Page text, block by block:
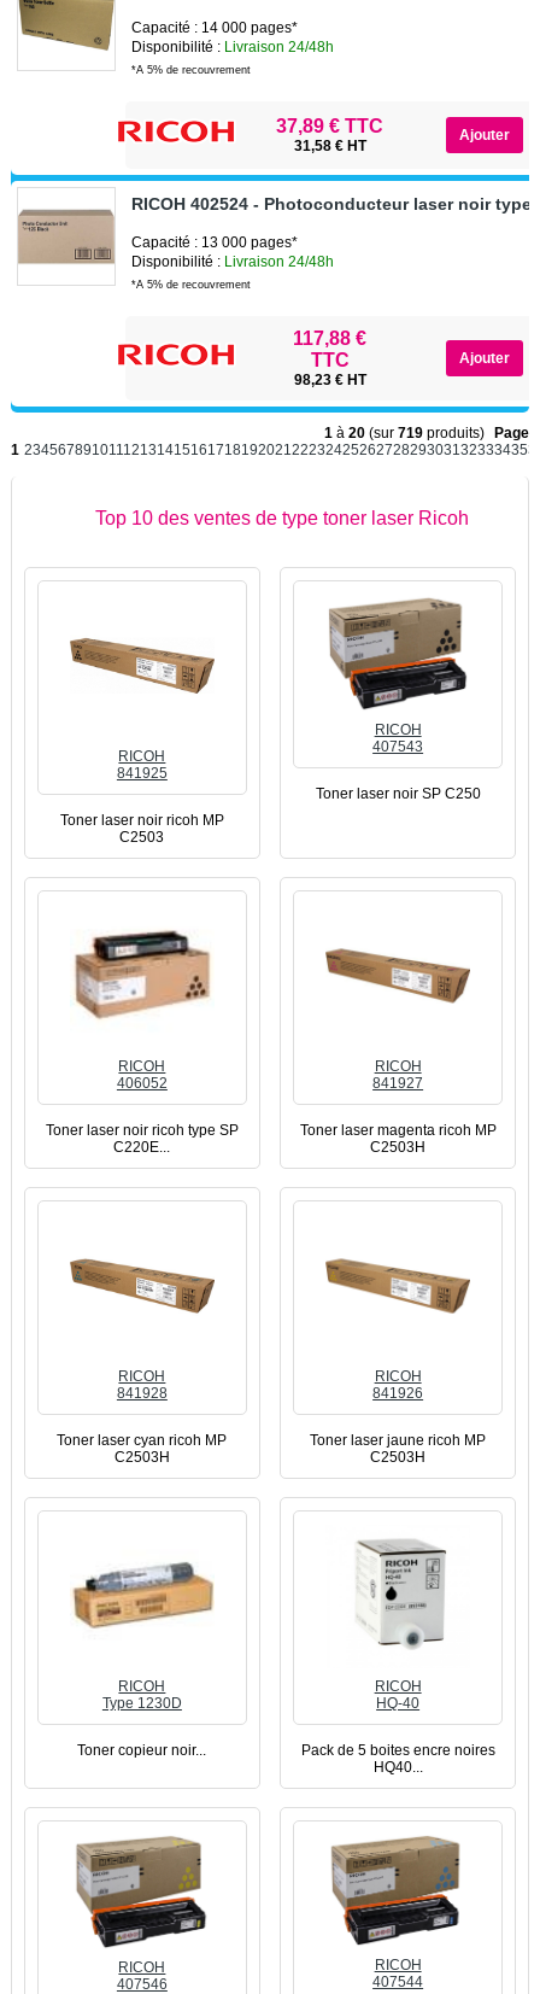
Capacité : 14 000 pages*
Disponibilité : Livraison 24/48h
*A 5% de recouvrement
37,89 € TTC
31,58 € HT
RICOH 402524 - Photoconducteur laser noir type
Capacité : 13 000 pages*
Disponibilité : Livraison 24/48h
*A 5% de recouvrement
117,88 €
TTC
98,23 € HT
1 à20 (sur719 produits) Page
1 234567891011 12131415161718192021 22232425262728293031 32333435
Top 10 des ventes de type toner laser Ricoh
RICOH
841925
Toner laser noir ricoh MP
C2503
RICOH
407543
Toner laser noir SP C250
RICOH
406052
Toner laser noir ricoh type SP
C220E...
RICOH
841927
Toner laser magenta ricoh MP
C2503H
RICOH
841928
Toner laser cyan ricoh MP
C2503H
RICOH
841926
Toner laser jaune ricoh MP
C2503H
RICOH
Type 1230D
Toner copieur noir...
RICOH
HQ-40
Pack de 5 boites encre noires
HQ40...
RICOH
407546
RICOH
407544